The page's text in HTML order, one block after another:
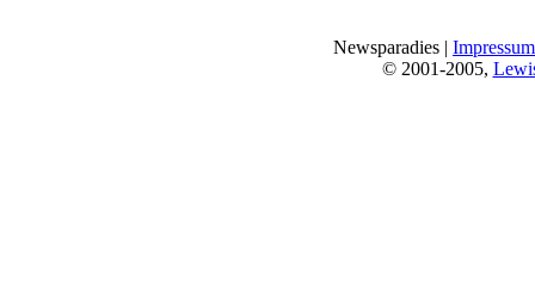
Newsparadies | Impressum
© 2001-2005,